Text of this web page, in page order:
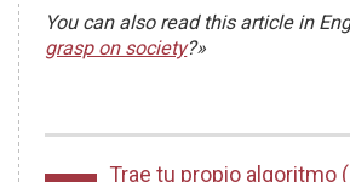
You can also read this article in
grasp on society?»
Trae tu propio algoritmo